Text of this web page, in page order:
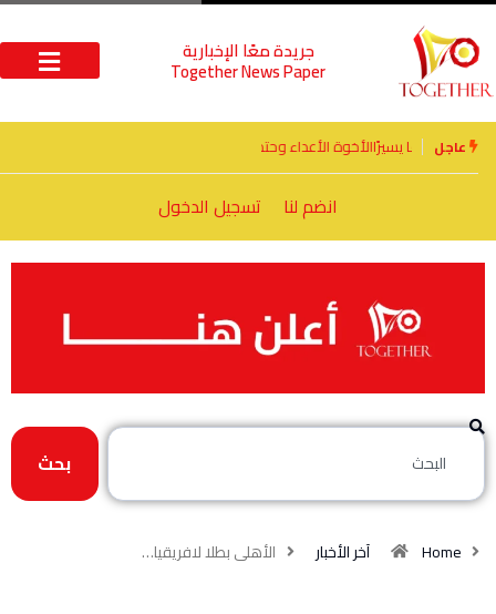
جريدة معًا الإخبارية
Together News Paper
عاجل الأخوة الأعداء وحتمًا لابد من لقاء
انضم لنا تسجيل الدخول
بحث
Home آخر الأخبار الأهلى بطلا لافريقيا…